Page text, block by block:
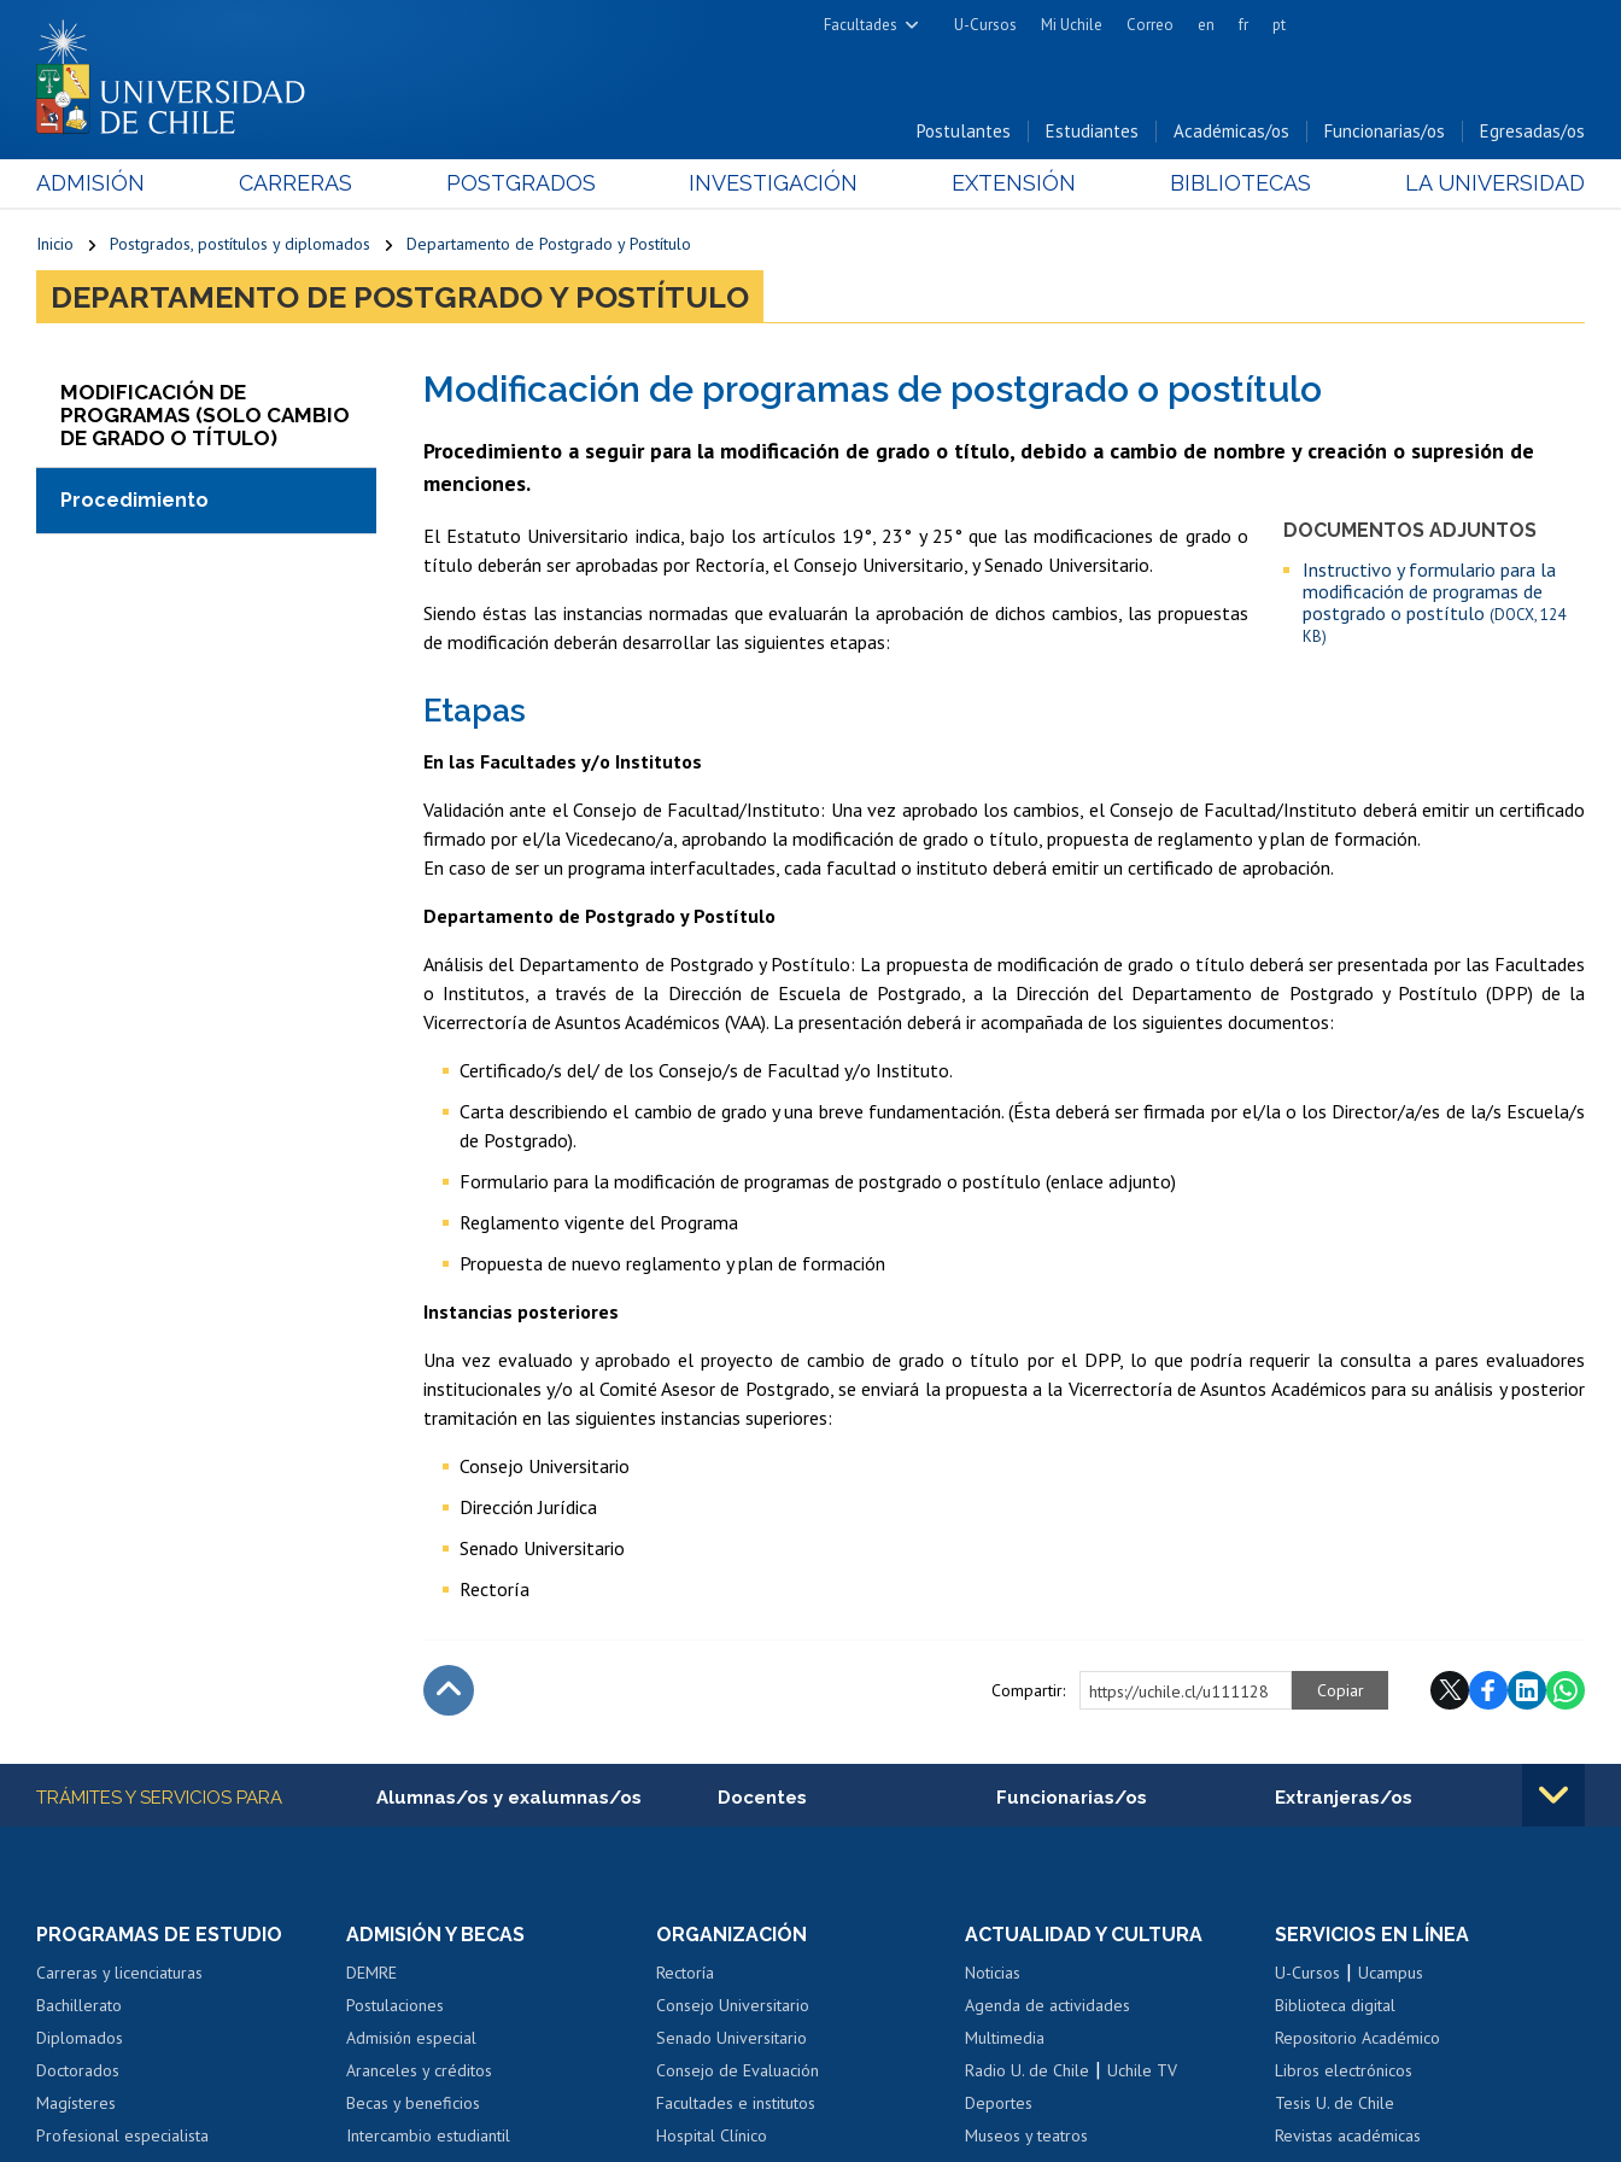
Facultades
Cs. Físicas y Matemáticas
Cs. Forestales y Conservación
Cs. Químicas y Farmacéuticas
Cs. Sociales
Estudios Avanzados en Educación
Estudios Internacionales
Alimentos
Hospital Clínico
U-Cursos Mi Uchile Correo en fr pt
Postulantes Estudiantes Académicas/os Funcionarias/os Egresadas/os
ADMISIÓN CARRERAS POSTGRADOS INVESTIGACIÓN EXTENSIÓN BIBLIOTECAS LA UNIVERSIDAD
Inicio Postgrados, postítulos y diplomados Departamento de Postgrado y Postítulo
DEPARTAMENTO DE POSTGRADO Y POSTÍTULO
MODIFICACIÓN DE
PROGRAMAS (SOLO CAMBIO
DE GRADO O TÍTULO)
Procedimiento
Modificación de programas de postgrado o postítulo
Procedimiento a seguir para la modificación de grado o título, debido a cambio de nombre y creación o supresión de
menciones.
DOCUMENTOS ADJUNTOS
Instructivo y formulario para la
modificación de programas de
postgrado o postítulo (DOCX, 124
KB)
El Estatuto Universitario indica, bajo los artículos 19°, 23° y 25° que las modificaciones de grado o
título deberán ser aprobadas por Rectoría, el Consejo Universitario, y Senado Universitario.
Siendo éstas las instancias normadas que evaluarán la aprobación de dichos cambios, las propuestas
de modificación deberán desarrollar las siguientes etapas:
Etapas
En las Facultades y/o Institutos
Validación ante el Consejo de Facultad/Instituto: Una vez aprobado los cambios, el Consejo de Facultad/Instituto deberá emitir un certificado
firmado por el/la Vicedecano/a, aprobando la modificación de grado o título, propuesta de reglamento y plan de formación.
En caso de ser un programa interfacultades, cada facultad o instituto deberá emitir un certificado de aprobación.
Departamento de Postgrado y Postítulo
Análisis del Departamento de Postgrado y Postítulo: La propuesta de modificación de grado o título deberá ser presentada por las Facultades
o Institutos, a través de la Dirección de Escuela de Postgrado, a la Dirección del Departamento de Postgrado y Postítulo (DPP) de la
Vicerrectoría de Asuntos Académicos (VAA). La presentación deberá ir acompañada de los siguientes documentos:
Certificado/s del/ de los Consejo/s de Facultad y/o Instituto.
Carta describiendo el cambio de grado y una breve fundamentación. (Ésta deberá ser firmada por el/la o los Director/a/es de la/s Escuela/s
de Postgrado).
Formulario para la modificación de programas de postgrado o postítulo (enlace adjunto)
Reglamento vigente del Programa
Propuesta de nuevo reglamento y plan de formación
Instancias posteriores
Una vez evaluado y aprobado el proyecto de cambio de grado o título por el DPP, lo que podría requerir la consulta a pares evaluadores
institucionales y/o al Comité Asesor de Postgrado, se enviará la propuesta a la Vicerrectoría de Asuntos Académicos para su análisis y posterior
tramitación en las siguientes instancias superiores:
Consejo Universitario
Dirección Jurídica
Senado Universitario
Rectoría
Compartir: https://uchile.cl/u111128 Copiar
Más información
TRÁMITES Y SERVICIOS PARA Alumnas/os y exalumnas/os
Consulta y certificado de notas
Servicio médico y dental
Pago de arancel y crédito alumnos
Pago de arancel y crédito exalumnos
Certificado de títulos y grados
Docentes
Perfeccionamiento
Evaluación docente
Calificación académica
Postulación al AUCAI
Funcionarias/os
Portal de movilidad interna
Certificado de renta
Certificado de renta
Gestión de correo uchile
Extranjeras/os
Movilidad Estudiantil
Cursos de español
Acoso laboral, sexual y violencia
PROGRAMAS DE ESTUDIO
Carreras y licenciaturas
Bachillerato
Diplomados
Doctorados
Magísteres
Profesional especialista
ADMISIÓN Y BECAS
DEMRE
Postulaciones
Admisión especial
Aranceles y créditos
Becas y beneficios
Intercambio estudiantil
ORGANIZACIÓN
Rectoría
Consejo Universitario
Senado Universitario
Consejo de Evaluación
Facultades e institutos
Hospital Clínico
ACTUALIDAD Y CULTURA
Noticias
Agenda de actividades
Multimedia
Radio U. de Chile |Uchile TV
Deportes
Museos y teatros
SERVICIOS EN LÍNEA
U-Cursos |Ucampus
Biblioteca digital
Repositorio Académico
Libros electrónicos
Tesis U. de Chile
Revistas académicas